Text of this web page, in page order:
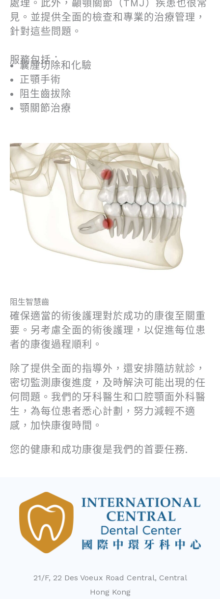
處理。此外，顳顎關節（TMJ）疾患也很常
見。並提供全面的檢查和專業的治療管理，
針對這些問題。
服務包括：
囊腫切除和化驗
正顎手術
阻生齒拔除
顎關節治療
阻生智慧齒
確保適當的術後護理對於成功的康復至關重
要。另考慮全面的術後護理，以促進每位患
者的康復過程順利。
除了提供全面的指導外，還安排隨訪就診，
密切監測康復進度，及時解決可能出現的任
何問題。我們的牙科醫生和口腔顎面外科醫
生，為每位患者悉心計劃，努力減輕不適
感，加快康復時間。
您的健康和成功康復是我們的首要任務.
21/F, 22 Des Voeux Road Central, Central
Hong Kong